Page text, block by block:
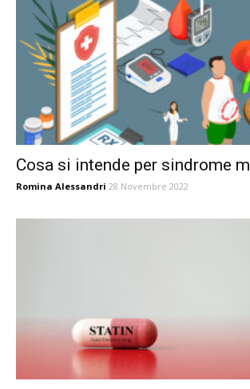
Cosa si intende per sindrome
Romina Alessandri 28 Novembre 2022